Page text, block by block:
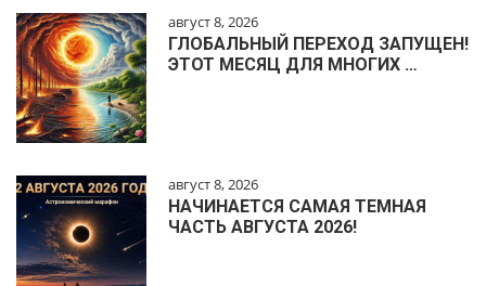
август 8, 2026
ГЛОБАЛЬНЫЙ ПЕРЕХОД ЗАПУЩЕН!
ЭТОТ МЕСЯЦ ДЛЯ МНОГИХ …
август 8, 2026
НАЧИНАЕТСЯ САМАЯ ТЕМНАЯ
ЧАСТЬ АВГУСТА 2026!